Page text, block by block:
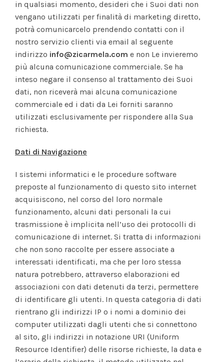
in qualsiasi momento, desideri che i Suoi dati non
vengano utilizzati per finalità di marketing diretto,
potrà comunicarcelo prendendo contatti con il
nostro servizio clienti via email al seguente
indirizzo info@zicarmela.com e non Le invieremo
più alcuna comunicazione commerciale. Se ha
inteso negare il consenso al trattamento dei Suoi
dati, non riceverà mai alcuna comunicazione
commerciale ed i dati da Lei forniti saranno
utilizzati esclusivamente per rispondere alla Sua
richiesta.
Dati di Navigazione
I sistemi informatici e le procedure software
preposte al funzionamento di questo sito internet
acquisiscono, nel corso del loro normale
funzionamento, alcuni dati personali la cui
trasmissione è implicita nell’uso dei protocolli di
comunicazione di internet. Si tratta di informazioni
che non sono raccolte per essere associate a
interessati identificati, ma che per loro stessa
natura potrebbero, attraverso elaborazioni ed
associazioni con dati detenuti da terzi, permettere
di identificare gli utenti. In questa categoria di dati
rientrano gli indirizzi IP o i nomi a dominio dei
computer utilizzati dagli utenti che si connettono
al sito, gli indirizzi in notazione URI (Uniform
Resource Identifier) delle risorse richieste, la data e